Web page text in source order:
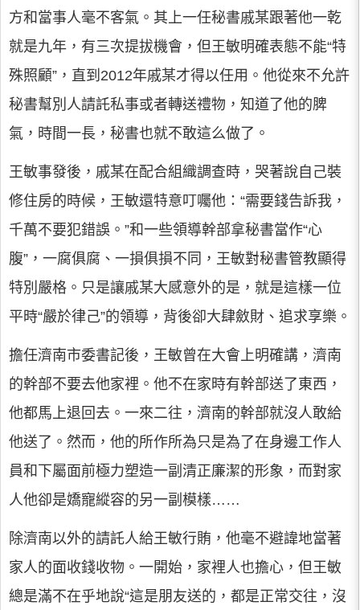
方和當事人毫不客氣。其上一任秘書戚某跟著他一乾
就是九年，有三次提拔機會，但王敏明確表態不能“特
殊照顧”，直到2012年戚某才得以任用。他從來不允許
秘書幫別人請託私事或者轉送禮物，知道了他的脾
氣，時間一長，秘書也就不敢這么做了。
王敏事發後，戚某在配合組織調查時，哭著說自己裝
修住房的時候，王敏還特意叮囑他：“需要錢告訴我，
千萬不要犯錯誤。”和一些領導幹部拿秘書當作“心
腹”，一腐俱腐、一損俱損不同，王敏對秘書管教顯得
特別嚴格。只是讓戚某大感意外的是，就是這樣一位
平時“嚴於律己”的領導，背後卻大肆斂財、追求享樂。
擔任濟南市委書記後，王敏曾在大會上明確講，濟南
的幹部不要去他家裡。他不在家時有幹部送了東西，
他都馬上退回去。一來二往，濟南的幹部就沒人敢給
他送了。然而，他的所作所為只是為了在身邊工作人
員和下屬面前極力塑造一副清正廉潔的形象，而對家
人他卻是嬌寵縱容的另一副模樣……
除濟南以外的請託人給王敏行賄，他毫不避諱地當著
家人的面收錢收物。一開始，家裡人也擔心，但王敏
總是滿不在乎地說“這是朋友送的，都是正常交往，沒